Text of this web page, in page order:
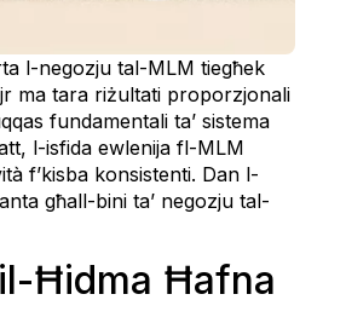
l-negozju tal-MLM tiegħek
ma tara riżultati proporzjonali
fundamentali ta’ sistema
l-isfida ewlenija fl-MLM
f’kisba konsistenti. Dan l-
għall-bini ta’ negozju tal-
Ħidma Ħafna